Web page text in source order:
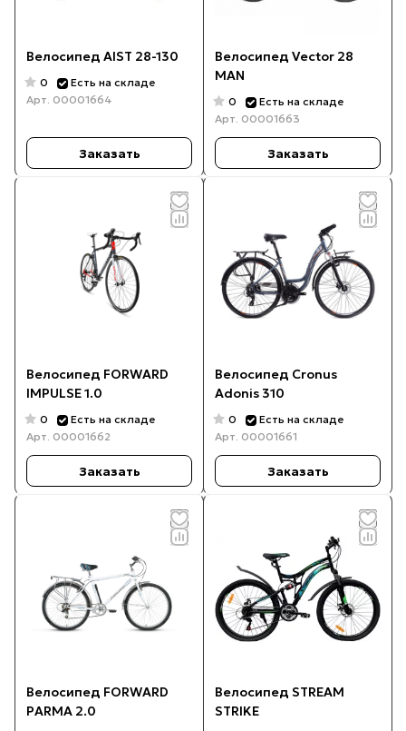
Велосипед AIST 28-130
0
Есть на складе
Арт. 00001664
Заказать
Велосипед Vector 28
MAN
0
Есть на складе
Арт. 00001663
Заказать
Велосипед FORWARD
IMPULSE 1.0
0
Есть на складе
Арт. 00001662
Заказать
Велосипед Cronus
Adonis 310
0
Есть на складе
Арт. 00001661
Заказать
Велосипед FORWARD
PARMA 2.0
Велосипед STREAM
STRIKE